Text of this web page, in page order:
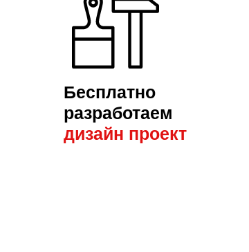
Бесплатно
разработаем
дизайн проект